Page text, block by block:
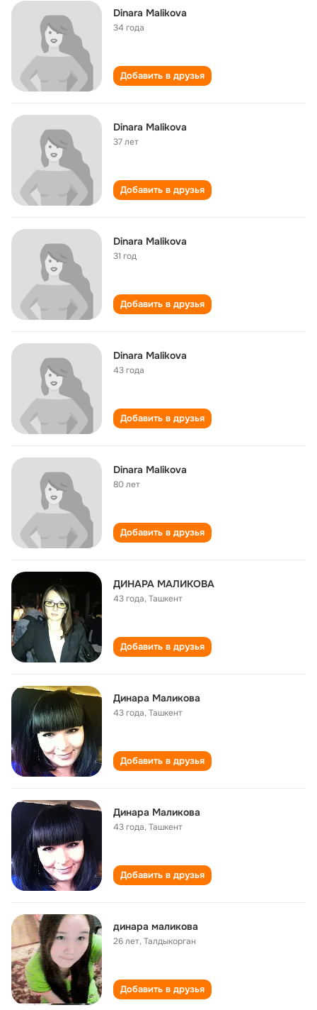
Dinara Malikova
34 года
Добавить в друзья
Dinara Malikova
37 лет
Добавить в друзья
Dinara Malikova
31 год
Добавить в друзья
Dinara Malikova
43 года
Добавить в друзья
Dinara Malikova
80 лет
Добавить в друзья
ДИНАРА МАЛИКОВА
43 года,Ташкент
Добавить в друзья
Динара Маликова
43 года,Ташкент
Добавить в друзья
Динара Маликова
43 года,Ташкент
Добавить в друзья
динара маликова
26 лет,Талдыкорган
Добавить в друзья